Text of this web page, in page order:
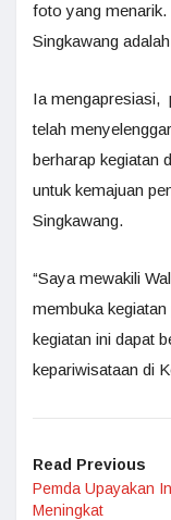
foto yang menarik.
Singkawang
Ia mengapresiasi,
telah
berharap kegiatan
untuk kemajuan
Singkawang.
“Saya mewakili
membuka
kegiatan ini dapat
kepariwisataan di
Read Previous
Pemda Upayakan
Meningkat